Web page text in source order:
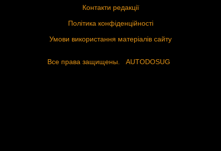
Контакти редакції
Політика конфіденційності
Умови використання матеріалів сайту
Все права защищены. AUTODOSUG